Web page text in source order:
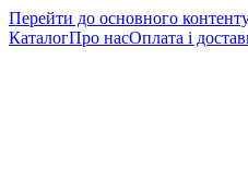
Перейти до основного
КаталогПро насОплата і